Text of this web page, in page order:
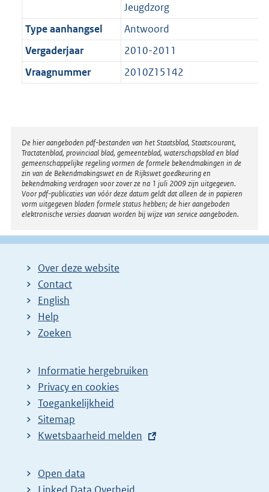
Jeugdzorg
Type aanhangsel
Antwoord
Vergaderjaar
2010-2011
Vraagnummer
2010Z15142
Disclaimer
De hier aangeboden pdf-bestanden van het Staatsblad, Staatscourant,
Tractatenblad, provinciaal blad, gemeenteblad, waterschapsblad en blad
gemeenschappelijke regeling vormen de formele bekendmakingen in de
zin van de Bekendmakingswet en de Rijkswet goedkeuring en
bekendmaking verdragen voor zover ze na 1 juli 2009 zijn uitgegeven.
Voor pdf-publicaties van vóór deze datum geldt dat alleen de in papieren
vorm uitgegeven bladen formele status hebben; de hier aangeboden
elektronische versies daarvan worden bij wijze van service aangeboden.
Over deze website
Contact
English
Help
Zoeken
Informatie hergebruiken
Privacy en cookies
Toegankelijkheid
Sitemap
E
t
e
Kwetsbaarheid melden
Open data
Linked Data Overheid